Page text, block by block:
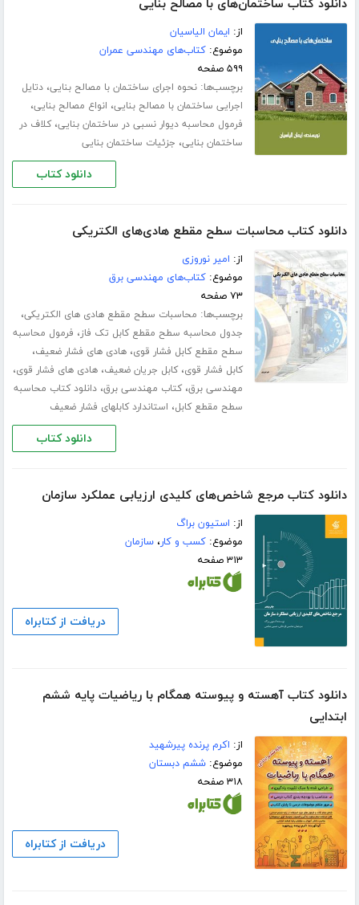
دانلود کتاب ساختمان‌های با مصالح بنایی
از: ایمان الیاسیان
موضوع:کتاب‌های مهندسی عمران
۵۹۹ صفحه
برچسب‌ها:نحوه اجرای ساختمان با مصالح بنایی،دتایل
اجرایی ساختمان با مصالح بنایی، انواع مصالح بنایی،
فرمول محاسبه دیوار نسبی در ساختمان بنایی،کلاف در
ساختمان بنایی، جزئیات ساختمان بنایی
دانلود کتاب
دانلود کتاب محاسبات سطح مقطع هادی‌های الکتریکی
از: امیر نوروزی
موضوع:کتاب‌های مهندسی برق
۷۳ صفحه
برچسب‌ها: محاسبات سطح مقطع هادی های الکتریکی،
جدول محاسبه سطح مقطع کابل تک فاز، فرمول محاسبه
سطح مقطع کابل فشار قوی،هادی های فشار ضعیف،
کابل فشار قوی،کابل جریان ضعیف،هادی های فشار قوی،
مهندسی برق،کتاب مهندسی برق،دانلود کتاب محاسبه
سطح مقطع کابل، استاندارد کابلهای فشار ضعیف
دانلود کتاب
دانلود کتاب مرجع شاخص‌های کلیدی ارزیابی عملکرد سازمان
از: استیون براگ
موضوع:کسب و کار،سازمان
۳۱۳ صفحه
دریافت از کتابراه
دانلود کتاب آهسته و پیوسته همگام با ریاضیات پایه ششم
ابتدایی
از: اکرم پرنده پیرشهید
موضوع:ششم دبستان
۳۱۸ صفحه
دریافت از کتابراه